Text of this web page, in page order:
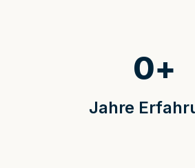
Jahre
0+